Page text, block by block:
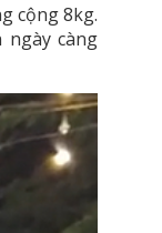
cộng 8kg.
càng